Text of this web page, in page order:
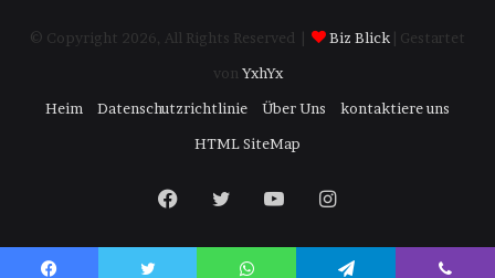
© Copyright 2026, All Rights Reserved | Biz Blick | Gestartet
von YxhYx
Heim
Datenschutzrichtlinie Über Uns
kontaktiere uns
HTML SiteMap
Facebook
TwitterYouTubeInstagram